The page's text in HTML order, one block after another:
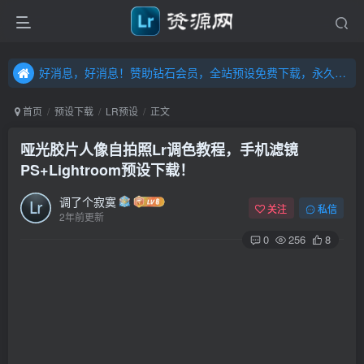
好消息，好消息！赞助钻石会员，全站预设免费下载，永久钻石会员，”送“万元超值资源，内容丰富，容量高达20T，不断更新！点击进入……
好消息，好消息！赞助钻石会员，全站预设免费下载，永久钻石会员，”送“万元超值资源，内容丰富，容量高达20T，不断更新！点击进入……
首页 预设下载 LR预设 正文
哑光胶片人像自拍照Lr调色教程，手机滤镜
PS+Lightroom预设下载！
调了个寂寞
2年前更新
关注 私信
0 256 8